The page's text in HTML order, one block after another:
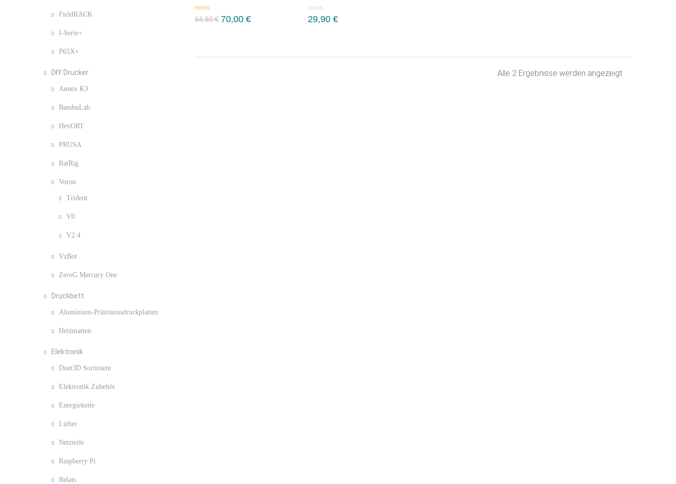
FieldRACK
I-Serie+
P65X+
DIY Drucker
Annex K3
BambuLab
HevORT
PRUSA
RatRig
Voron
Trident
V0
V2.4
VzBot
ZeroG Mercury One
Druckbett
Aluminium-Präzisionsdruckplatten
Heizmatten
Elektronik
Duet3D Sortiment
Elektronik Zubehör
Energiekette
Lüfter
Netzteile
Raspberry Pi
Relais
5.00von 5
84,90€ Ursprünglicher
84,90 €
70,00 €Aktueller
70,00 €.
29,90 €
Alle 2 Ergebnisse werden angezeigtNach